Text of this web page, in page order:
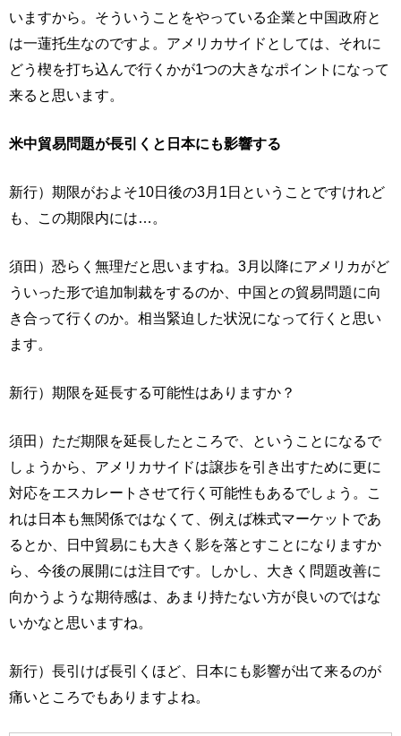
いますから。そういうことをやっている企業と中国政府と
は一蓮托生なのですよ。アメリカサイドとしては、それに
どう楔を打ち込んで行くかが1つの大きなポイントになって
来ると思います。
米中貿易問題が長引くと日本にも影響する
新行）期限がおよそ10日後の3月1日ということですけれど
も、この期限内には…。
須田）恐らく無理だと思いますね。3月以降にアメリカがど
ういった形で追加制裁をするのか、中国との貿易問題に向
き合って行くのか。相当緊迫した状況になって行くと思い
ます。
新行）期限を延長する可能性はありますか？
須田）ただ期限を延長したところで、ということになるで
しょうから、アメリカサイドは譲歩を引き出すために更に
対応をエスカレートさせて行く可能性もあるでしょう。こ
れは日本も無関係ではなくて、例えば株式マーケットであ
るとか、日中貿易にも大きく影を落とすことになりますか
ら、今後の展開には注目です。しかし、大きく問題改善に
向かうような期待感は、あまり持たない方が良いのではな
いかなと思いますね。
新行）長引けば長引くほど、日本にも影響が出て来るのが
痛いところでもありますよね。